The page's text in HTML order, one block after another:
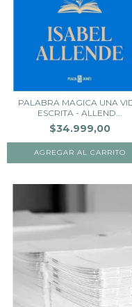
PALABRA MAGICA UNA
ESCRITA - ALLEND...
$34.999,00